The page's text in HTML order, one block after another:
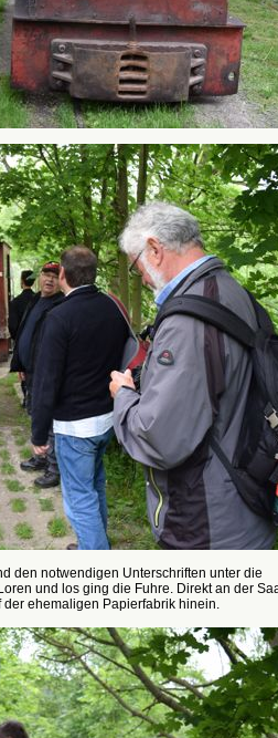
den notwendigen Unterschriften unter die
und los ging die Fuhre. Direkt an der
ehemaligen Papierfabrik hinein.